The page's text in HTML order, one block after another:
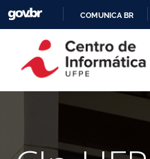
COMUNICA BR